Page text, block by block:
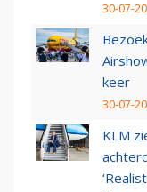
30-07-
keer
30-07-
KLM